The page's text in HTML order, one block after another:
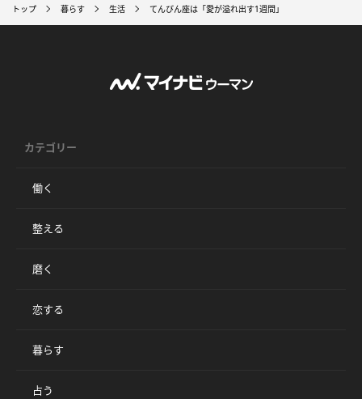
トップ 暮らす 生活 てんびん座は「愛が溢れ出す1週間」
カテゴリー
働く
整える
磨く
恋する
暮らす
占う